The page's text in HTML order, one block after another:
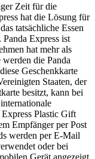
Zeit für die
hat die Lösung für
tatsächliche Essen
Express ist
hat mehr als
die Panda
Geschenkkarte
Staaten, der
besitzt, kann bei
Plastic Gift
Empfänger per Post
werden per E-Mail
oder bei
Gerät angezeigt